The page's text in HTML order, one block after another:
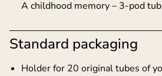
A childhood memory – 3-pod
Standard packaging
Holder for 20 original tubes of